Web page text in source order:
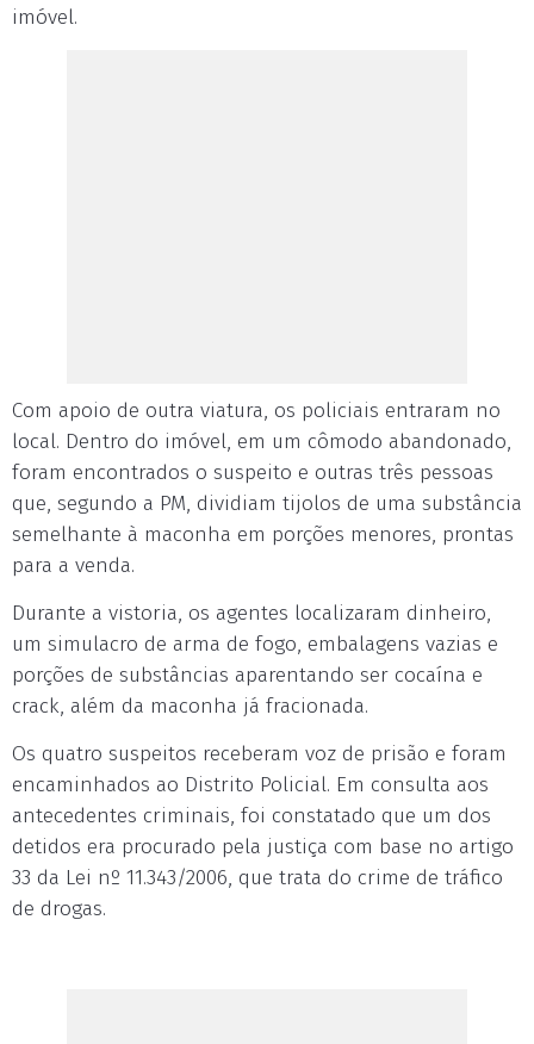
imóvel.
Com apoio de outra viatura, os policiais entraram no
local. Dentro do imóvel, em um cômodo abandonado,
foram encontrados o suspeito e outras três pessoas
que, segundo a PM, dividiam tijolos de uma substância
semelhante à maconha em porções menores, prontas
para a venda.
Durante a vistoria, os agentes localizaram dinheiro,
um simulacro de arma de fogo, embalagens vazias e
porções de substâncias aparentando ser cocaína e
crack, além da maconha já fracionada.
Os quatro suspeitos receberam voz de prisão e foram
encaminhados ao Distrito Policial. Em consulta aos
antecedentes criminais, foi constatado que um dos
detidos era procurado pela justiça com base no artigo
33 da Lei nº 11.343/2006, que trata do crime de tráfico
de drogas.